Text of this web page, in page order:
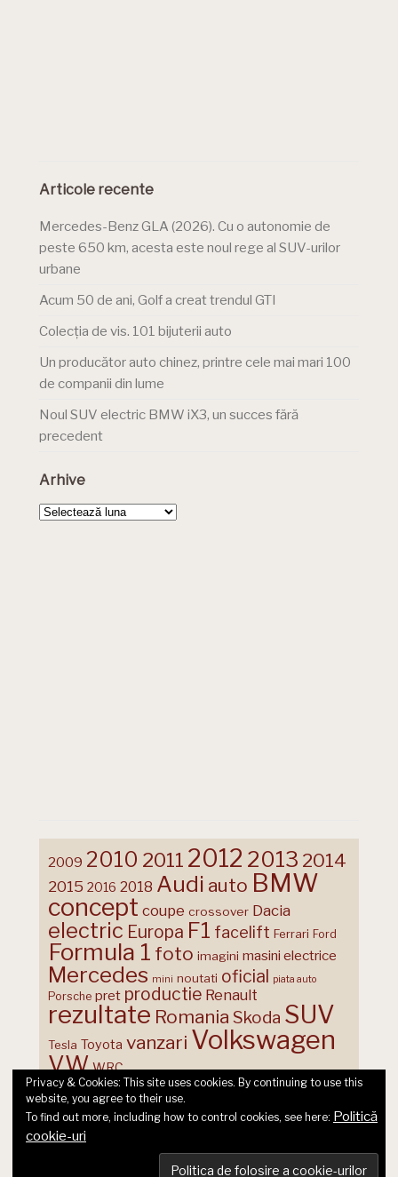
Articole recente
Mercedes-Benz GLA (2026). Cu o autonomie de
peste 650 km, acesta este noul rege al SUV-urilor
urbane
Acum 50 de ani, Golf a creat trendul GTI
Colecția de vis. 101 bijuterii auto
Un producător auto chinez, printre cele mai mari 100
de companii din lume
Noul SUV electric BMW iX3, un succes fără
precedent
Arhive
Arhive
2009 2010 2011 2012 2013 2014
2015 2016 2018 Audi auto BMW
concept coupe crossover Dacia
electric Europa F1 facelift Ferrari Ford
Formula 1 foto imagini masini electrice
Mercedes mini noutati oficial piata auto
Porsche pret productie Renault
rezultate Romania Skoda SUV
Tesla Toyota vanzari Volkswagen
VW WRC
© 2026 Ecart Media SRL | made by Nina Cocea &infin
Privacy & Cookies: This site uses cookies. By continuing to use this
website, you agree to their use.
To find out more, including how to control cookies, see here: Politică
cookie-uri